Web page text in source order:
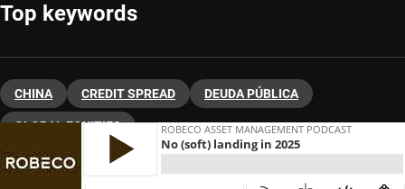
Top keywords
CHINA CREDIT SPREAD DEUDA PÚBLICA
GLOBAL EQUITIES